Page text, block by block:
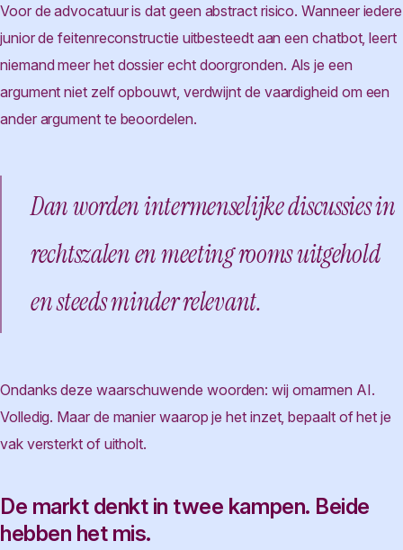
Voor de advocatuur is dat geen abstract risico. Wanneer iedere
junior de feitenreconstructie uitbesteedt aan een chatbot, leert
niemand meer het dossier echt doorgronden. Als je een
argument niet zelf opbouwt, verdwijnt de vaardigheid om een
ander argument te beoordelen.
Dan worden intermenselijke discussies in
rechtszalen en meeting rooms uitgehold
en steeds minder relevant.
Ondanks deze waarschuwende woorden: wij omarmen AI.
Volledig. Maar de manier waarop je het inzet, bepaalt of het je
vak versterkt of uitholt.
De markt denkt in twee kampen. Beide
hebben het mis.